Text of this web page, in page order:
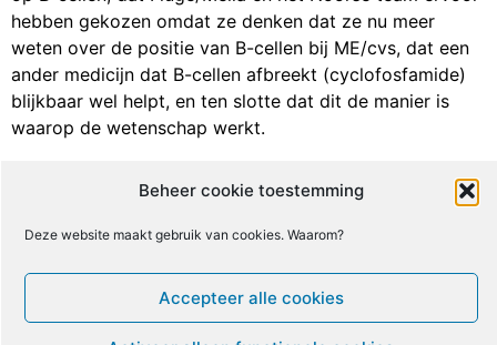
Beheer cookie toestemming
Deze website maakt gebruik van cookies. Waarom?
Accepteer alle cookies
hebben gekozen omdat ze denken dat ze nu meer
weten over de positie van B-cellen bij ME/cvs, dat een
ander medicijn dat B-cellen afbreekt (cyclofosfamide)
blijkbaar wel helpt, en ten slotte dat dit de manier is
waarop de wetenschap werkt.
maar misschien is het niet verrassend dat de eerste
Conclusie
Studies met IgG-(antilichaam) transferexperimenten